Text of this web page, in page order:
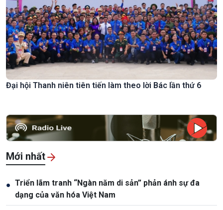
Đại hội Thanh niên tiên tiến làm theo lời Bác lần thứ 6
Mới nhất
● Triển lãm tranh “Ngàn năm di sản” phản ánh sự đa
dạng của văn hóa Việt Nam